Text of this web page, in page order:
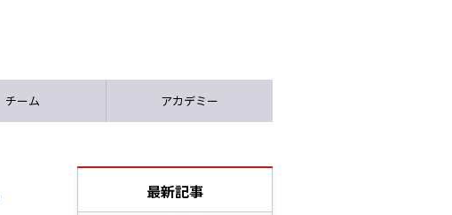
チーム アカデミー
最新記事